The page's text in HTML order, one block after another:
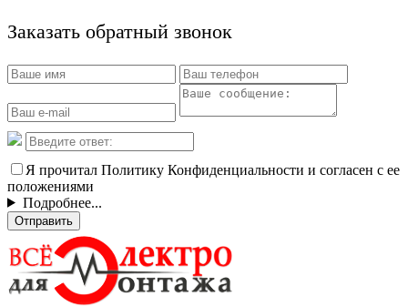
Заказать обратный звонок
Я прочитал Политику Конфиденциальности и согласен с ее
положениями
Подробнее...
Отправить